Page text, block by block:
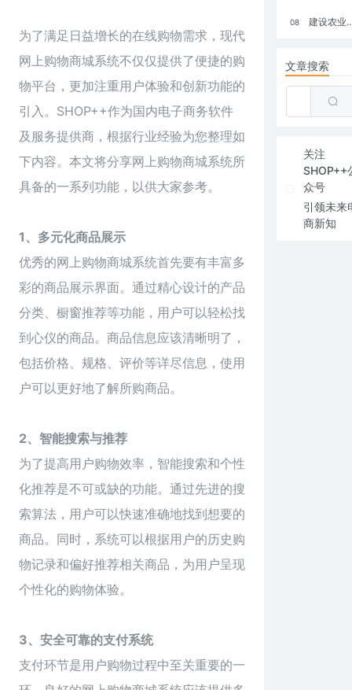
为了满足日益增长的在线购物需求，现代
网上购物商城系统不仅仅提供了便捷的购
物平台，更加注重用户体验和创新功能的
引入。SHOP++作为国内电子商务软件
及服务提供商，根据行业经验为您整理如
下内容。本文将分享网上购物商城系统所
具备的一系列功能，以供大家参考。
1、多元化商品展示
优秀的网上购物商城系统首先要有丰富多
彩的商品展示界面。通过精心设计的产品
分类、橱窗推荐等功能，用户可以轻松找
到心仪的商品。商品信息应该清晰明了，
包括价格、规格、评价等详尽信息，使用
户可以更好地了解所购商品。
2、智能搜索与推荐
为了提高用户购物效率，智能搜索和个性
化推荐是不可或缺的功能。通过先进的搜
索算法，用户可以快速准确地找到想要的
商品。同时，系统可以根据用户的历史购
物记录和偏好推荐相关商品，为用户呈现
个性化的购物体验。
3、安全可靠的支付系统
支付环节是用户购物过程中至关重要的一
08 建设农业强国，网上商城来助力！
文章搜索
关注
SHOP++
众号
引领未来
商新知